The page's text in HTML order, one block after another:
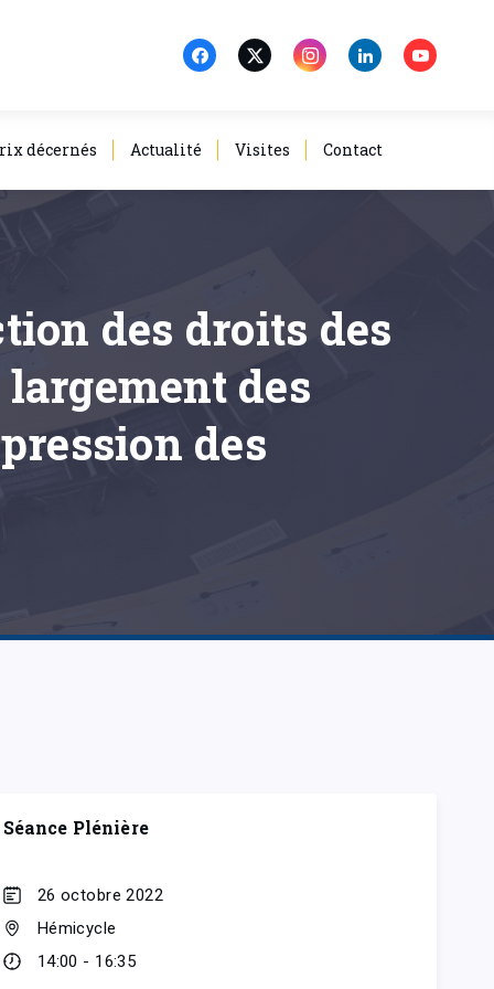
décernés Actualité Visites Contact
des droits des
des
des
Séance Plénière
26 octobre 2022
Hémicycle
14:00 - 16:35